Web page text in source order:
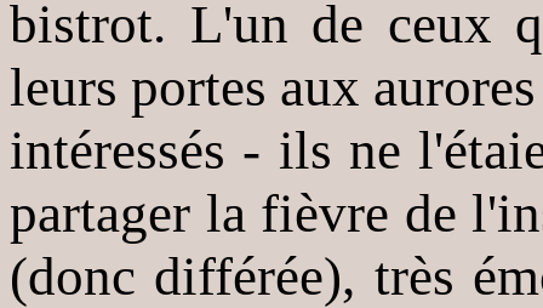
bistrot. L'un de ceux
leurs portes aux
intéressés - ils ne
partager la fièvre de
(donc différée), très